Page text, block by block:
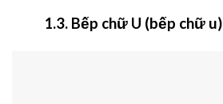
1.3. Bếp chữ U (bếp chữ u)